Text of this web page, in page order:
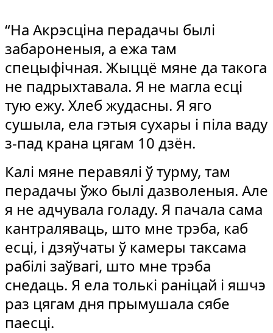
“На Акрэсціна перадачы былі
забароненыя, а ежа там
спецыфічная. Жыццё мяне да такога
не падрыхтавала. Я не магла есці
тую ежу. Хлеб жудасны. Я яго
сушыла, ела гэтыя сухары і піла ваду
з-пад крана цягам 10 дзён.
Калі мяне перавялі ў турму, там
перадачы ўжо былі дазволеныя. Але
я не адчувала голаду. Я пачала сама
кантраляваць, што мне трэба, каб
есці, і дзяўчаты ў камеры таксама
рабілі заўвагі, што мне трэба
снедаць. Я ела толькі раніцай і яшчэ
раз цягам дня прымушала сябе
паесці.